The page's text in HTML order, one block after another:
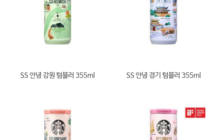
SS 안녕 강원 텀블러 355ml SS 안녕 경기 텀블러 355ml